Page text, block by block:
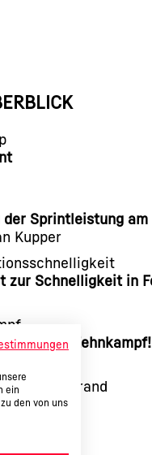
Sprintleistung
Kupper
zur Schnelligkeit in
im Zehnkampf!
den Tellerrand
Wilms
ein
den von uns